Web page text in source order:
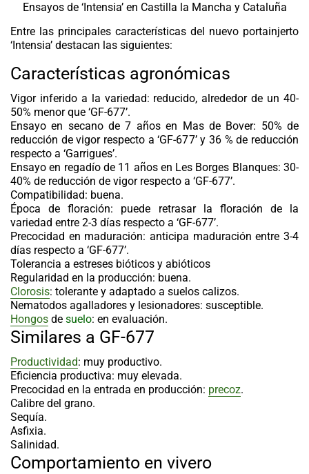
Ensayos de ‘Intensia’ en Castilla la Mancha y Cataluña
Entre las principales características del nuevo portainjerto
‘Intensia’ destacan las siguientes:
Características agronómicas
Vigor inferido a la variedad: reducido, alrededor de un 40-
50% menor que ‘GF-677’.
Ensayo en secano de 7 años en Mas de Bover: 50% de
reducción de vigor respecto a ‘GF-677’ y 36 % de reducción
respecto a ‘Garrigues’.
Ensayo en regadío de 11 años en Les Borges Blanques: 30-
40% de reducción de vigor respecto a ‘GF-677’.
Compatibilidad: buena.
Época de floración: puede retrasar la floración de la
variedad entre 2-3 días respecto a ‘GF-677’.
Precocidad en maduración: anticipa maduración entre 3-4
días respecto a ‘GF-677’.
Tolerancia a estreses bióticos y abióticos
Regularidad en la producción: buena.
Clorosis: tolerante y adaptado a suelos calizos.
Nematodos agalladores y lesionadores: susceptible.
Hongos de suelo: en evaluación.
Similares a GF-677
Productividad: muy productivo.
Eficiencia productiva: muy elevada.
Precocidad en la entrada en producción: precoz.
Calibre del grano.
Sequía.
Asfixia.
Salinidad.
Comportamiento en vivero